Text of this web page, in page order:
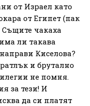
от Израел като
от Египет (пак
Същите чакаха
ли такава
Киселова?
и брутално
не помня.
за тези! И
да си платят